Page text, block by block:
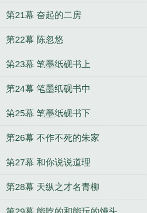
第21幕 奋起的二房
第22幕 陈忽悠
第23幕 笔墨纸砚书上
第24幕 笔墨纸砚书中
第25幕 笔墨纸砚书下
第26幕 不作不死的朱家
第27幕 和你说说道理
第28幕 天纵之才名青柳